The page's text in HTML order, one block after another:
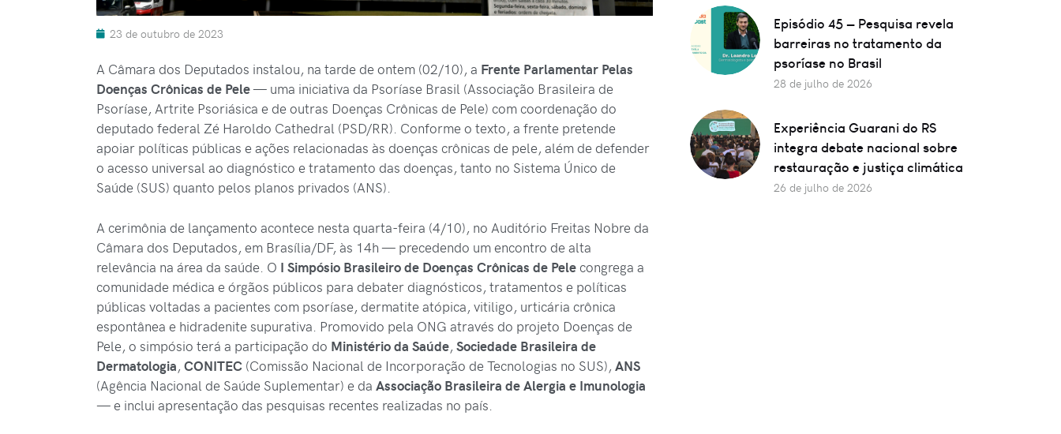
23 de outubro de 2023
A Câmara dos Deputados instalou, na tarde de ontem (02/10), a Frente Parlamentar Pelas
Doenças Crônicas de Pele— uma iniciativa da Psoríase Brasil (Associação Brasileira de
Psoríase, Artrite Psoriásica e de outras Doenças Crônicas de Pele) com coordenação do
deputado federal Zé Haroldo Cathedral (PSD/RR). Conforme o texto, a frente pretende
apoiar políticas públicas e ações relacionadas às doenças crônicas de pele, além de defender
o acesso universal ao diagnóstico e tratamento das doenças, tanto no Sistema Único de
Saúde (SUS) quanto pelos planos privados (ANS).
A cerimônia de lançamento acontece nesta quarta-feira (4/10), no Auditório Freitas Nobre da
Câmara dos Deputados, em Brasília/DF, às 14h — precedendo um encontro de alta
relevância na área da saúde. O I Simpósio Brasileiro de Doenças Crônicas de Pelecongrega a
comunidade médica e órgãos públicos para debater diagnósticos, tratamentos e políticas
públicas voltadas a pacientes com psoríase, dermatite atópica, vitiligo, urticária crônica
espontânea e hidradenite supurativa. Promovido pela ONG através do projeto Doenças de
Pele, o simpósio terá a participação do Ministério da Saúde, Sociedade Brasileira de
Dermatologia, CONITEC (Comissão Nacional de Incorporação de Tecnologias no SUS), ANS
(Agência Nacional de Saúde Suplementar) e da Associação Brasileira deAlergia e Imunologia
— e inclui apresentação das pesquisas recentes realizadas no país.
Episódio 45 — Pesquisa revela
barreiras no tratamento da
psoríase no Brasil
28 de julho de 2026
Experiência Guarani do RS
integra debate nacional sobre
restauração e justiça climática
26 de julho de 2026